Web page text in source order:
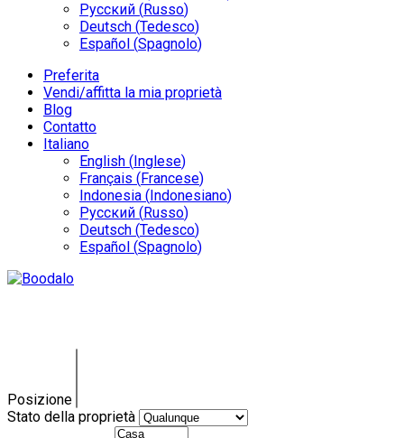
Русский (Russo)
Deutsch (Tedesco)
Español (Spagnolo)
Preferita
Vendi/affitta la mia proprietà
Blog
Contatto
Italiano
English (Inglese)
Français (Francese)
Indonesia (Indonesiano)
Русский (Russo)
Deutsch (Tedesco)
Español (Spagnolo)
Posizione
Stato della proprietà